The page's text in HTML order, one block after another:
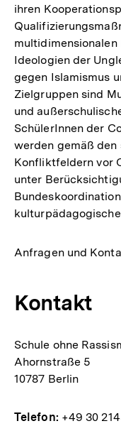
ihren
Ideologien der
gegen Islamismus
Zielgruppen sind
und
SchülerInnen der
werden gemäß den
Konfliktfeldern vor
unter
Anfragen und
Kontakt
Schule ohne
Ahornstraße 5
10787 Berlin
Telefon: +49 30